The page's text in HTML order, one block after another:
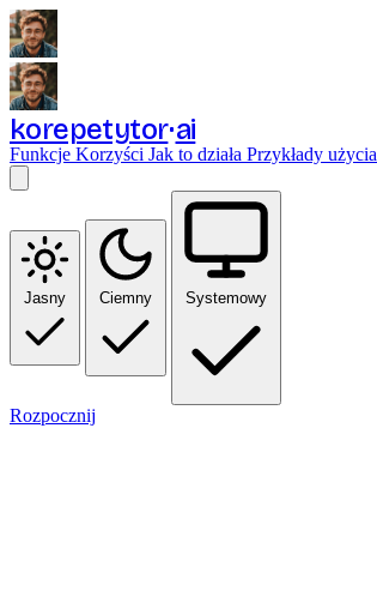
korepetytor ai
Funkcje Korzyści Jak to działa Przykłady użycia
Jasny Ciemny Systemowy
Rozpocznij